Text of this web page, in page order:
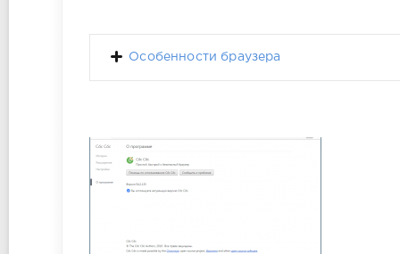
Особенности браузера